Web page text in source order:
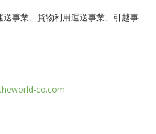
送事業、貨物利用運送事業、引越事
co.com